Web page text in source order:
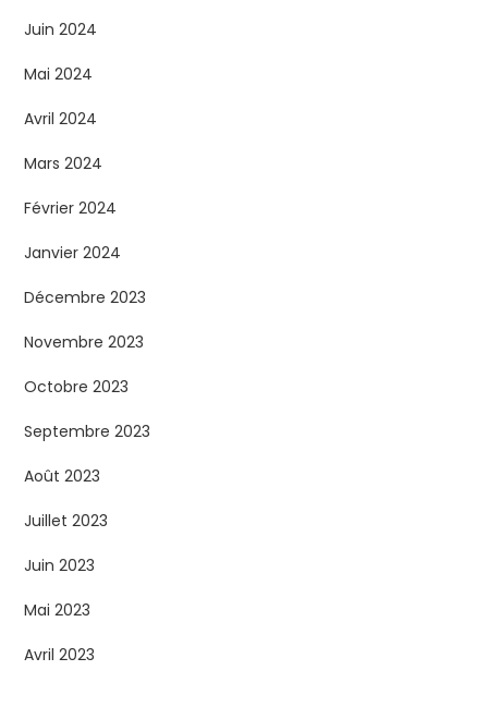
Juin 2024
Mai 2024
Avril 2024
Mars 2024
Février 2024
Janvier 2024
Décembre 2023
Novembre 2023
Octobre 2023
Septembre 2023
Août 2023
Juillet 2023
Juin 2023
Mai 2023
Avril 2023